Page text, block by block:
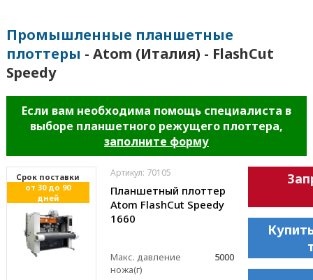
Промышленные планшетные
плоттеры - Atom (Италия) - FlashCut
Speedy
Если вам необходима помощь специалиста в
выборе планшетного режущего плоттера,
заполните форму
Cрок поставки
от 30 до 90
дней
Артикул: 70105
Планшетный плоттер
Atom FlashCut Speedy
1660
Макс. давление
ножа(г)
5000